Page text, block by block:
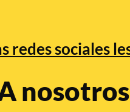
redes sociales
FIDO, el